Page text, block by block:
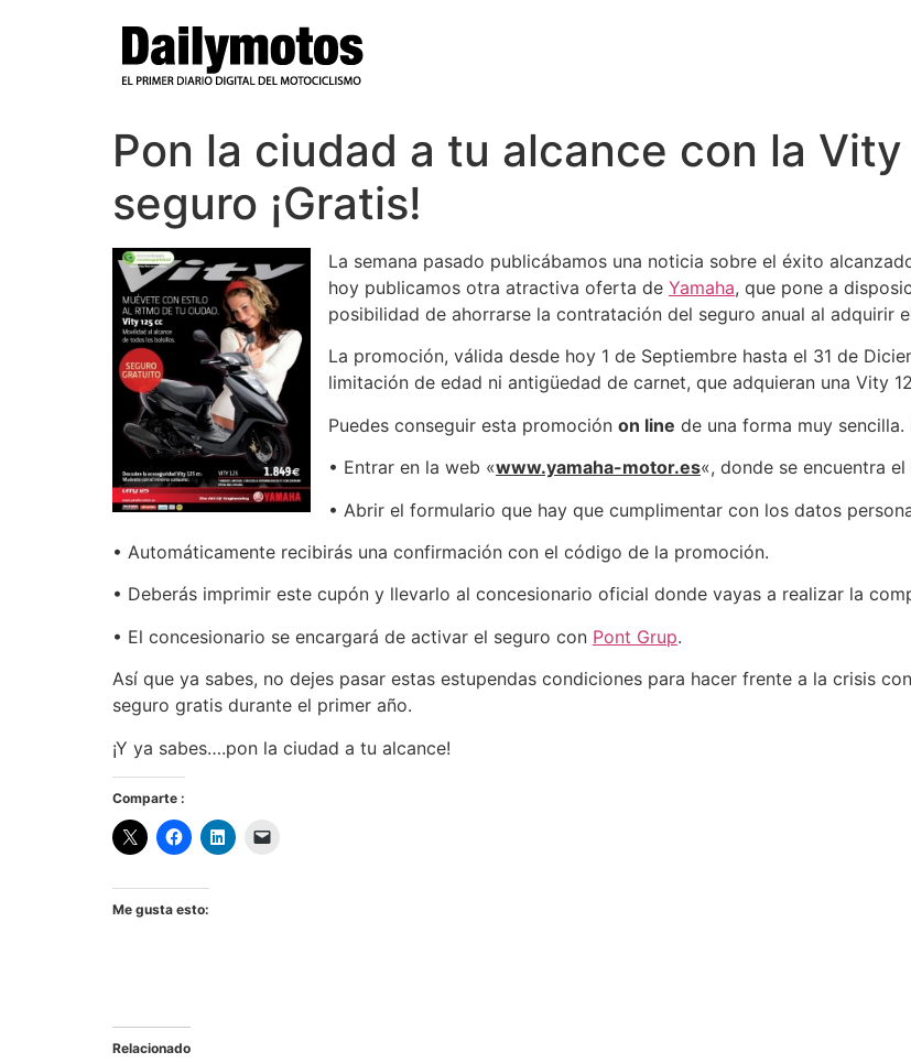
Pon la ciudad a tu alcance con la
seguro ¡Gratis!
La semana pasado publicábamos una noticia sobre el éxito
hoy publicamos otra atractiva oferta de Yamaha, que pone a
posibilidad de ahorrarse la contratación del seguro anual al adquirir
La promoción, válida desde hoy 1 de Septiembre hasta el 31 de
limitación de edad ni antigüedad de carnet, que adquieran una Vity
Puedes conseguir esta promoción on line de una forma muy
• Entrar en la web «www.yamaha-motor.es«, donde se encuentra
• Abrir el formulario que hay que cumplimentar con los datos
• Automáticamente recibirás una confirmación con el código de la promoción.
• Deberás imprimir este cupón y llevarlo al concesionario oficial donde vayas a realizar la
• El concesionario se encargará de activar el seguro con Pont Grup.
Así que ya sabes, no dejes pasar estas estupendas condiciones para hacer frente a la crisis
seguro gratis durante el primer año.
¡Y ya sabes….pon la ciudad a tu alcance!
Comparte :
Me gusta esto:
Relacionado